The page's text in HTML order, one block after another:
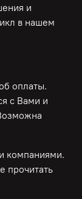
и
в нашем
оплаты.
с Вами и
компаниями.
прочитать